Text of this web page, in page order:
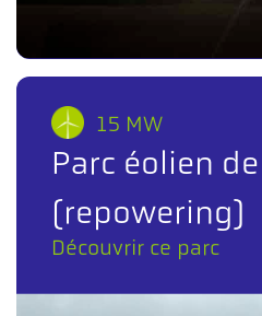
15 MW
Parc éolien
(repowering)
Découvrir ce parc